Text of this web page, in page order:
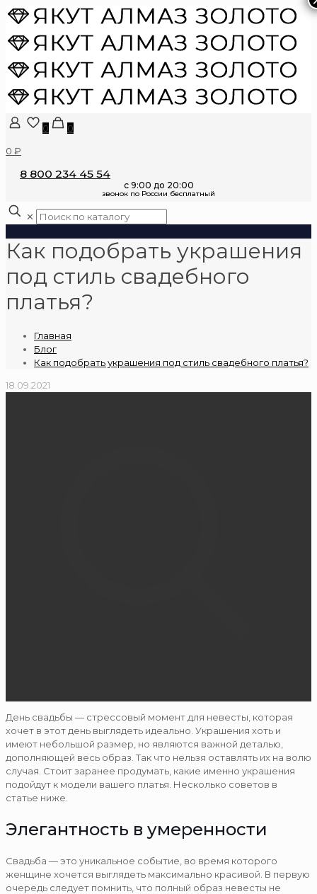
0
0
0 ₽
8 800 234 45 54
✕
Как подобрать украшения
под стиль свадебного
платья?
Главная
Блог
Как подобрать украшения под стиль свадебного платья?
18.09.2021
День свадьбы — стрессовый момент для невесты, которая
хочет в этот день выглядеть идеально. Украшения хоть и
имеют небольшой размер, но являются важной деталью,
дополняющей весь образ. Так что нельзя оставлять их на волю
случая. Стоит заранее продумать, какие именно украшения
подойдут к модели вашего платья. Несколько советов в
статье ниже.
Элегантность в умеренности
Свадьба — это уникальное событие, во время которого
женщине хочется выглядеть максимально красивой. В первую
очередь следует помнить, что полный образ невесты не